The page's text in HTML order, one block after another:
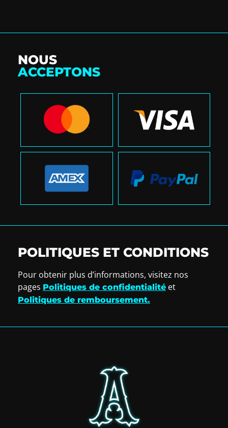
NOUS
ACCEPTONS
POLITIQUES ET CONDITIONS
Pour obtenir plus d’informations, visitez nos
pages Politiques de confidentialité et
Politiques de remboursement.